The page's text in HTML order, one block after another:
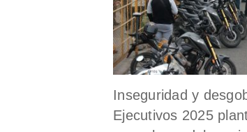
Inseguridad y
Ejecutivos 2025